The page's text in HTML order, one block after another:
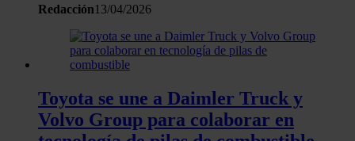
Redacción13/04/2026
Toyota se une a Daimler Truck y
Volvo Group para colaborar en